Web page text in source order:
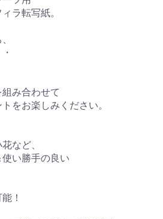
ラ転写紙。
み合わせて
をお楽しみください。
など、
い勝手の良い
！